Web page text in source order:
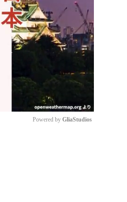
Powered by GliaStudios